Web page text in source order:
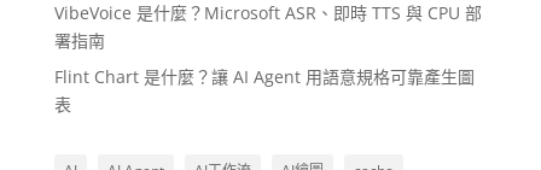
VibeVoice 是什麼？Microsoft ASR、即時 TTS 與 CPU 部
署指南
Flint Chart 是什麼？讓 AI Agent 用語意規格可靠產生圖
表